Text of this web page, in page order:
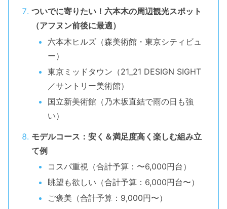
ついでに寄りたい！六本木の周辺観光スポット
（アフヌン前後に最適）
六本木ヒルズ（森美術館・東京シティビュ
ー）
東京ミッドタウン（21_21 DESIGN SIGHT
／サントリー美術館）
国立新美術館（乃木坂直結で雨の日も強
い）
モデルコース：安く＆満足度高く楽しむ組み立
て例
コスパ重視（合計予算：〜6,000円台）
眺望も欲しい（合計予算：6,000円台〜）
ご褒美（合計予算：9,000円〜）